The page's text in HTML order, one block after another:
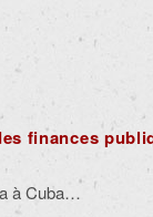
finances
à Cuba…